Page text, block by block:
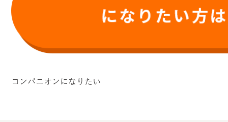
コンパニオンになりたい